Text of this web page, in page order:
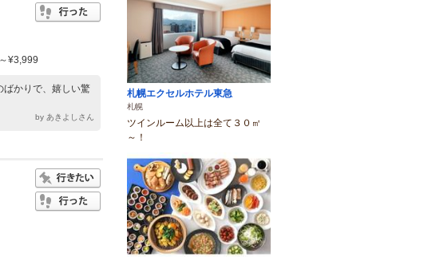
¥3,999
ばかりで、嬉しい驚
by あきよしさん
札幌エクセルホテル東急
札幌
ツインルーム以上は全て３０㎡
～！